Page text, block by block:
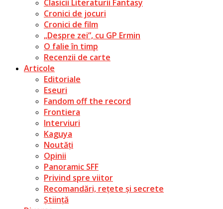
Clasicii Literaturii Fantasy
Cronici de jocuri
Cronici de film
„Despre zei”, cu GP Ermin
O falie în timp
Recenzii de carte
Articole
Editoriale
Eseuri
Fandom off the record
Frontiera
Interviuri
Kaguya
Noutăți
Opinii
Panoramic SFF
Privind spre viitor
Recomandări, rețete și secrete
Știință